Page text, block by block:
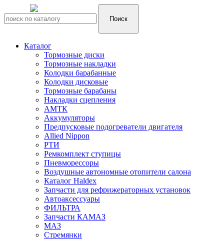
Каталог
Тормозные диски
Тормозные накладки
Колодки барабанные
Колодки дисковые
Тормозные барабаны
Накладки сцепления
АМТК
Аккумуляторы
Предпусковые подогреватели двигателя
Allied Nippon
РТИ
Ремкомплект ступицы
Пневморессоры
Воздушные автономные отопители салона
Каталог Haldex
Запчасти для рефрижераторных установок
Автоаксессуары
ФИЛЬТРА
Запчасти КАМАЗ
МАЗ
Стремянки